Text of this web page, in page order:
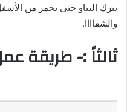
بترك البتاو حتى يحمر من
والشفاااا.
ثالثاً :- طريقة